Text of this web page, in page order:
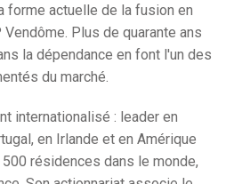
forme actuelle de la fusion en
Plus de quarante ans
la dépendance en font l'un des
du marché.
internationalisé : leader en
en Irlande et en Amérique
résidences dans le monde,